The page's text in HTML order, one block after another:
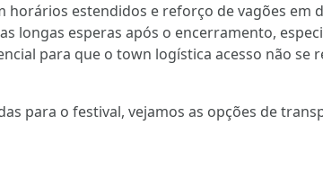
estendidos e reforço de vagões em
longas esperas após o encerramento,
para que o town logística acesso não se
para o festival, vejamos as opções de